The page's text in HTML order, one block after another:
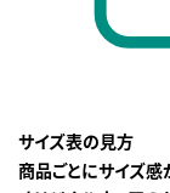
サイズ表の見方
商品ごとにサイズ感